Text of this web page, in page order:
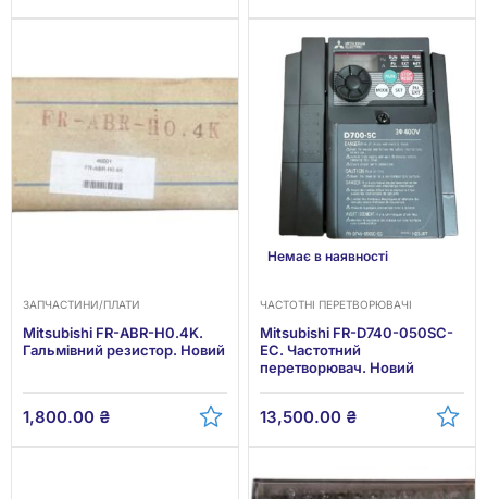
ЗАПЧАСТИНИ/ПЛАТИ
Mitsubishi FR-ABR-H0.4K.
Гальмівний резистор. Новий
1,800.00 ₴
Немає в наявності
ЧАСТОТНІ ПЕРЕТВОРЮВАЧІ
Mitsubishi FR-D740-050SC-
EC. Частотний
перетворювач. Новий
13,500.00 ₴